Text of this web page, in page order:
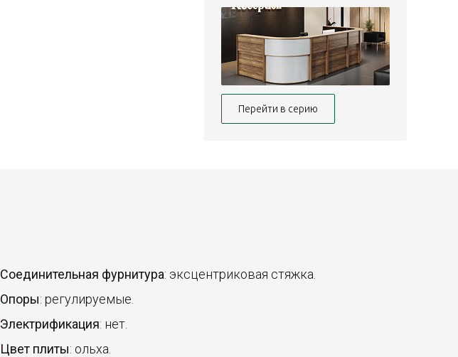
Перейти в серию
Соединительная фурнитура: эксцентриковая стяжка.
Опоры: регулируемые.
Электрификация: нет.
Цвет плиты: ольха.